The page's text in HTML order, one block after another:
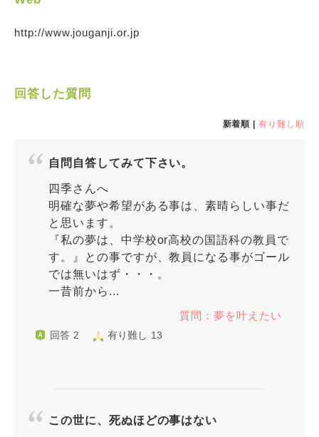
http://www.jouganji.or.jp
回答した質問
新着順 |有り難し順
自問自答してみて下さい。
四季さんへ
明確な夢や希望がある事は、素晴らしい事だ
と思います。
『私の夢は、中学校or高校の国語科の教員で
す。』との事ですが、教員になる事がゴール
では無いはず・・・。
一昔前から...
質問：夢を叶えたい
回答 2 有り難し 13
この世に、死ぬほどの事はない